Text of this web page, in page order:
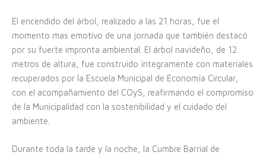
El encendido del árbol, realizado a las 21 horas, fue el
momento mas emotivo de una jornada que también destacó
por su fuerte impronta ambiental. El árbol navideño, de 12
metros de altura, fue construido íntegramente con materiales
recuperados por la Escuela Municipal de Economía Circular,
con el acompañamiento del COyS, reafirmando el compromiso
de la Municipalidad con la sostenibilidad y el cuidado del
ambiente.
Durante toda la tarde y la noche, la Cumbre Barrial de